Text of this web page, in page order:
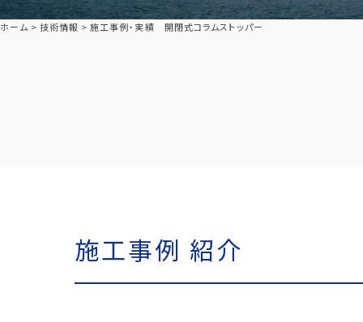
ホーム 技術情報 施工事例・実績 開閉式コラムストッパー
施工事例 紹介